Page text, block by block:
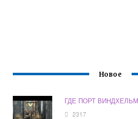
Новое
ГДЕ ПОРТ
2317